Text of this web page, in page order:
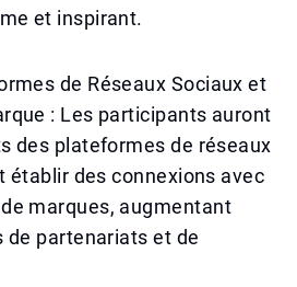
et inspirant.
de Réseaux Sociaux et
: Les participants auront
des plateformes de réseaux
établir des connexions avec
marques, augmentant
de partenariats et de